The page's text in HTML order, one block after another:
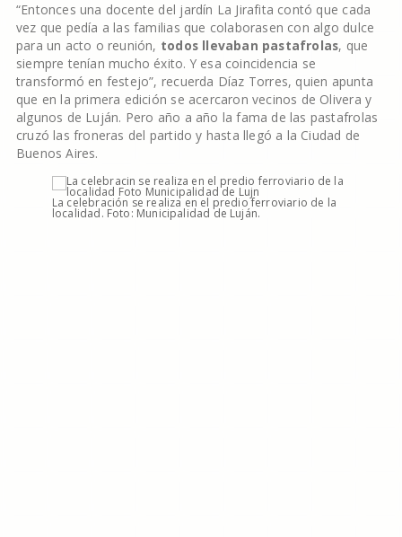
“Entonces una docente del jardín La Jirafita contó que cada
vez que pedía a las familias que colaborasen con algo dulce
para un acto o reunión, todos llevaban pastafrolas, que
siempre tenían mucho éxito. Y esa coincidencia se
transformó en festejo”, recuerda Díaz Torres, quien apunta
que en la primera edición se acercaron vecinos de Olivera y
algunos de Luján. Pero año a año la fama de las pastafrolas
cruzó las froneras del partido y hasta llegó a la Ciudad de
Buenos Aires.
La celebración se realiza en el predio ferroviario de la
localidad. Foto: Municipalidad de Luján.